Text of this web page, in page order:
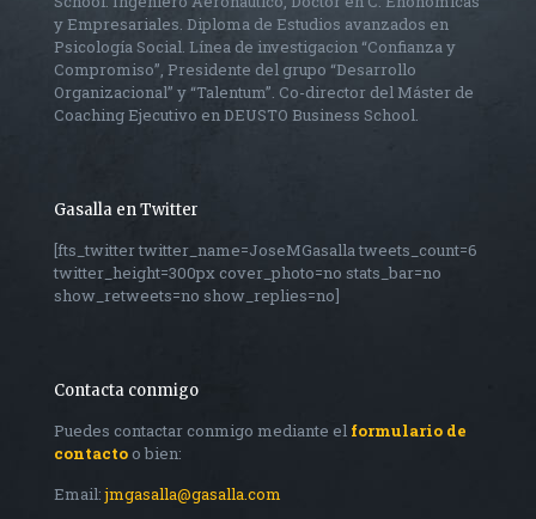
y Empresariales. Diploma de Estudios avanzados en
Psicología Social. Línea de investigacion “Confianza y
Compromiso”, Presidente del grupo “Desarrollo
Organizacional” y “Talentum”. Co-director del Máster de
Coaching Ejecutivo en DEUSTO Business School.
Gasalla en Twitter
[fts_twitter twitter_name=JoseMGasalla tweets_count=6
twitter_height=300px cover_photo=no stats_bar=no
show_retweets=no show_replies=no]
Contacta conmigo
Puedes contactar conmigo mediante el formulario de
contacto o bien:
Email:jmgasalla@gasalla.com